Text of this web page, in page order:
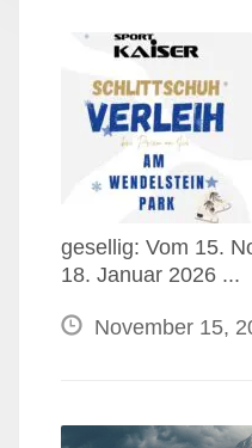
gesellig: Vom 15.
18. Januar 2026 ...
November 15,